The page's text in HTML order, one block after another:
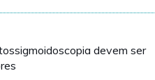
devem ser